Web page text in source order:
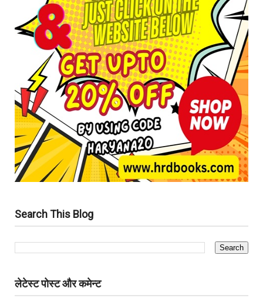
Search This Blog
लेटेस्ट पोस्ट और कमेन्ट